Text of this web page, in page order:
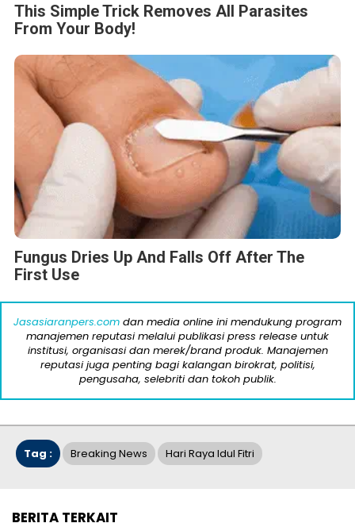
This Simple Trick Removes All Parasites
From Your Body!
Fungus Dries Up And Falls Off After The
First Use
Jasasiaranpers.com dan media online ini mendukung program
manajemen reputasi melalui publikasi press release untuk
institusi, organisasi dan merek/brand produk. Manajemen
reputasi juga penting bagi kalangan birokrat, politisi,
pengusaha, selebriti dan tokoh publik.
Tag : Breaking News Hari Raya Idul Fitri
BERITA TERKAIT